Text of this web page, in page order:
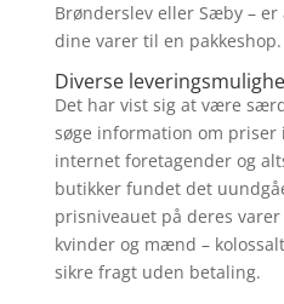
Brønderslev eller Sæby –
dine varer til en pakkeshop.
Diverse
Det har vist sig at være
søge information om priser
internet foretagender og
butikker fundet det
prisniveauet på deres
kvinder og mænd –
sikre fragt uden betaling.